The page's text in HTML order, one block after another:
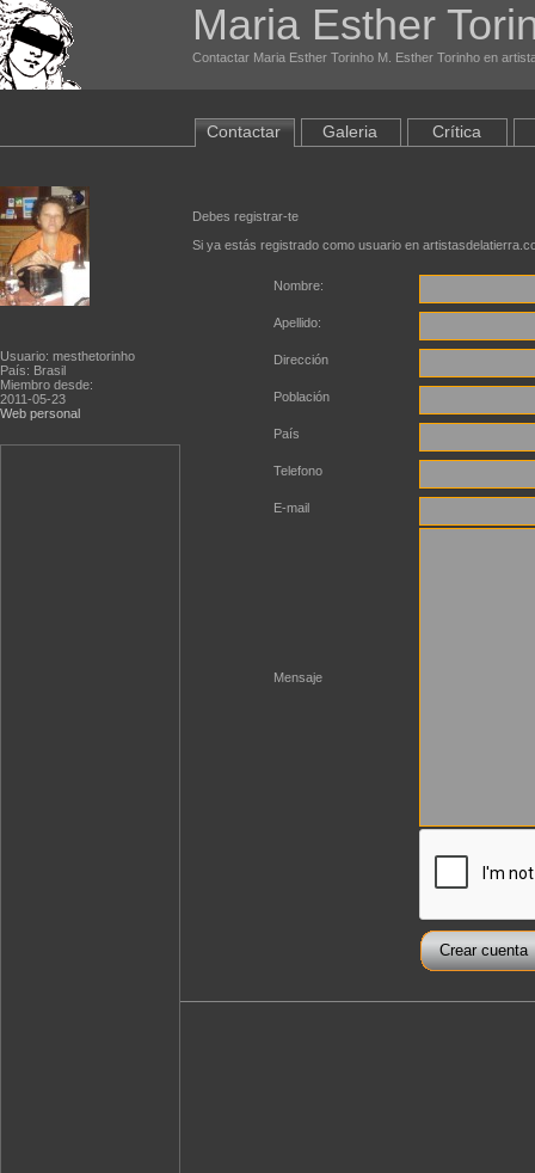
Maria Esther
Contactar Maria Esther Torinho M. Esther Torinho en
Usuario: mesthetorinho
País: Brasil
Miembro desde:
2011-05-23
Web personal
Contactar Galeria Crítica
Debes registrar-te
Si ya estás registrado como usuario en
Nombre:
Apellido:
Dirección
Población
País
Telefono
E-mail
Mensaje